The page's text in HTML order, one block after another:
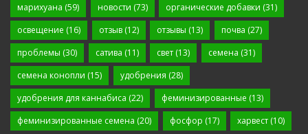
марихуана (59) новости (73) органические добавки (31)
освещение (16) отзыв(12) отзывы (13) почва (27)
проблемы (30) сатива (11) свет (13) семена (31)
семена конопли (15) удобрения (28)
удобрения для каннабиса (22) феминизированные (13)
феминизированные семена (20) фосфор (17) харвест (10)